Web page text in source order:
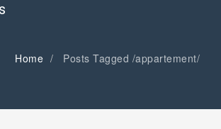
Home Posts Tagged /appartement/